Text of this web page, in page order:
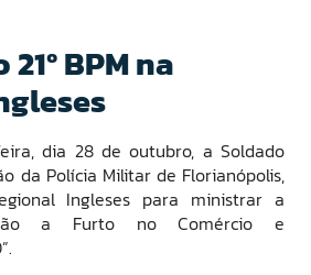
BPM na
dia 28 de outubro, a Soldado
da Polícia Militar de Florianópolis,
Ingleses para ministrar a
a Furto no Comércio e